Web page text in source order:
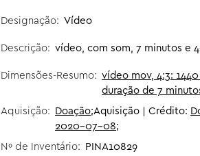
Designação: Vídeo
Descrição: vídeo, com som, 7 minutos e
Dimensões-Resumo: vídeo mov, 4:3:
duração de 7
Aquisição:
Doação;Aquisição | Crédito:
2020-07-08;
Nº de Inventário:
PINA10829